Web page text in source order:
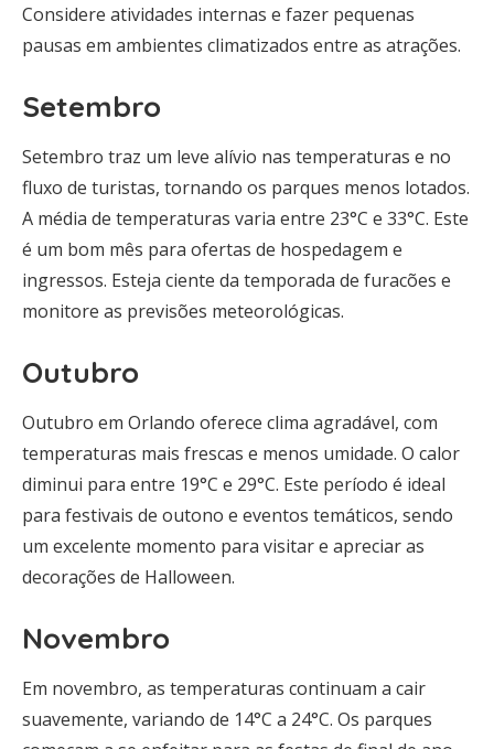
Considere atividades internas e fazer pequenas
pausas em ambientes climatizados entre as atrações.
Setembro
Setembro traz um leve alívio nas temperaturas e no
fluxo de turistas, tornando os parques menos lotados.
A média de temperaturas varia entre 23°C e 33°C. Este
é um bom mês para ofertas de hospedagem e
ingressos. Esteja ciente da temporada de furacões e
monitore as previsões meteorológicas.
Outubro
Outubro em Orlando oferece clima agradável, com
temperaturas mais frescas e menos umidade. O calor
diminui para entre 19°C e 29°C. Este período é ideal
para festivais de outono e eventos temáticos, sendo
um excelente momento para visitar e apreciar as
decorações de Halloween.
Novembro
Em novembro, as temperaturas continuam a cair
suavemente, variando de 14°C a 24°C. Os parques